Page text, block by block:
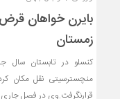
بایرن خواهان
زمستان
منچسترسیتی نقل مکان